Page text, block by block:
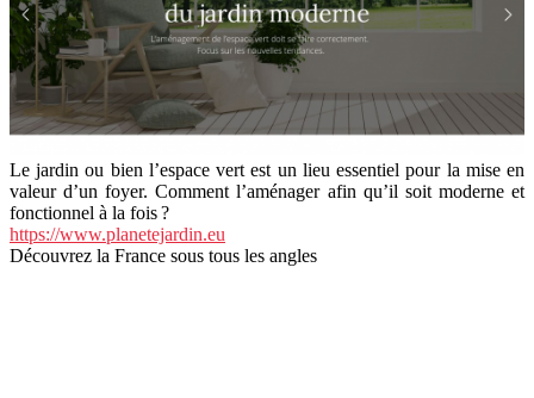
Le jardin ou bien l’espace vert est un lieu essentiel pour la mise en
valeur d’un foyer. Comment l’aménager afin qu’il soit moderne et
fonctionnel à la fois ?
https://www.planetejardin.eu
Découvrez la France sous tous les angles